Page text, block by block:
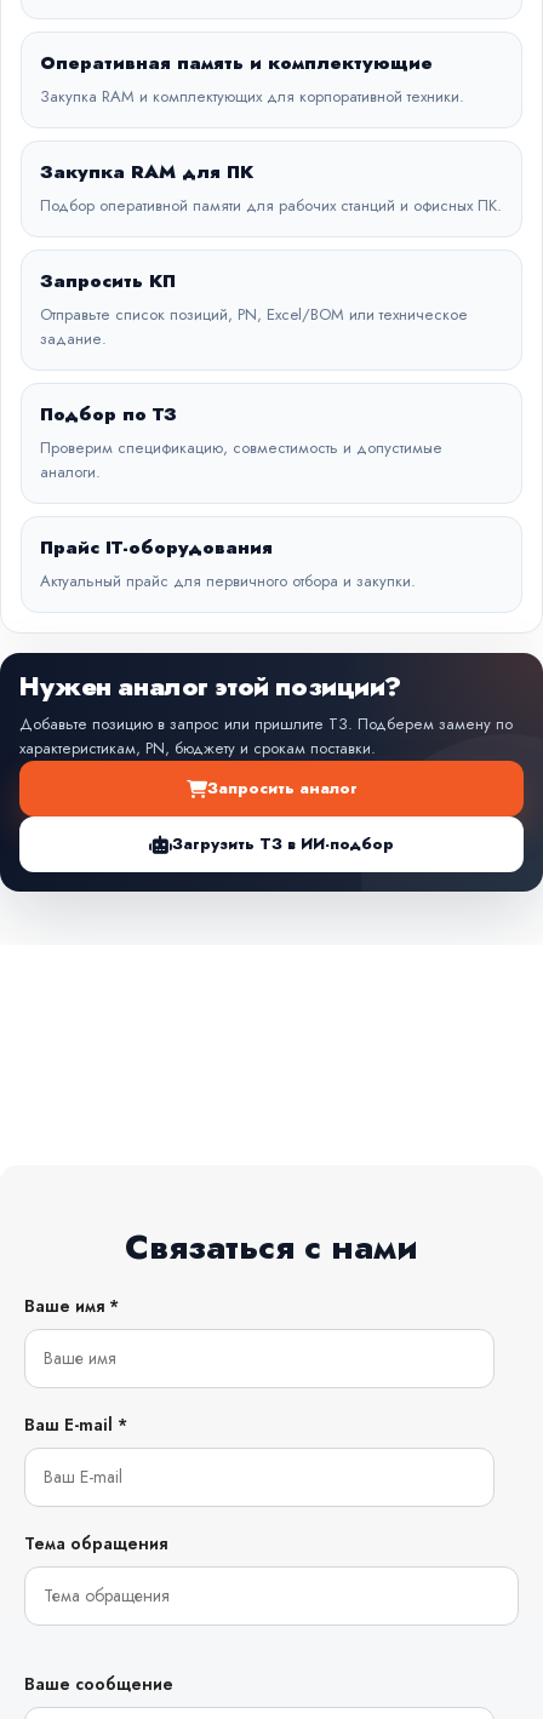
Оперативная память и комплектующие
Закупка RAM и комплектующих для корпоративной техники.
Закупка RAM для ПК
Подбор оперативной памяти для рабочих станций и офисных ПК.
Запросить КП
Отправьте список позиций, PN, Excel/BOM или техническое
задание.
Подбор по ТЗ
Проверим спецификацию, совместимость и допустимые
аналоги.
Прайс IT-оборудования
Актуальный прайс для первичного отбора и закупки.
Нужен аналог этой позиции?
Добавьте позицию в запрос или пришлите ТЗ. Подберем замену по
характеристикам, PN, бюджету и срокам поставки.
Запросить аналог
Загрузить ТЗ в ИИ-подбор
Связаться с нами
Ваше имя *
Ваш E-mail *
Тема обращения
Ваше сообщение